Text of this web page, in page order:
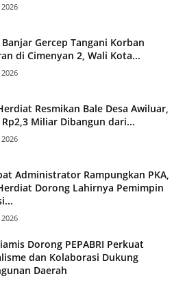
Gercep Tangani Korban
di Cimenyan 2, Wali Kota...
Resmikan Bale Desa Awiluar,
Miliar Dibangun dari...
Administrator Rampungkan PKA,
Dorong Lahirnya Pemimpin
Dorong PEPABRI Perkuat
dan Kolaborasi Dukung
Daerah